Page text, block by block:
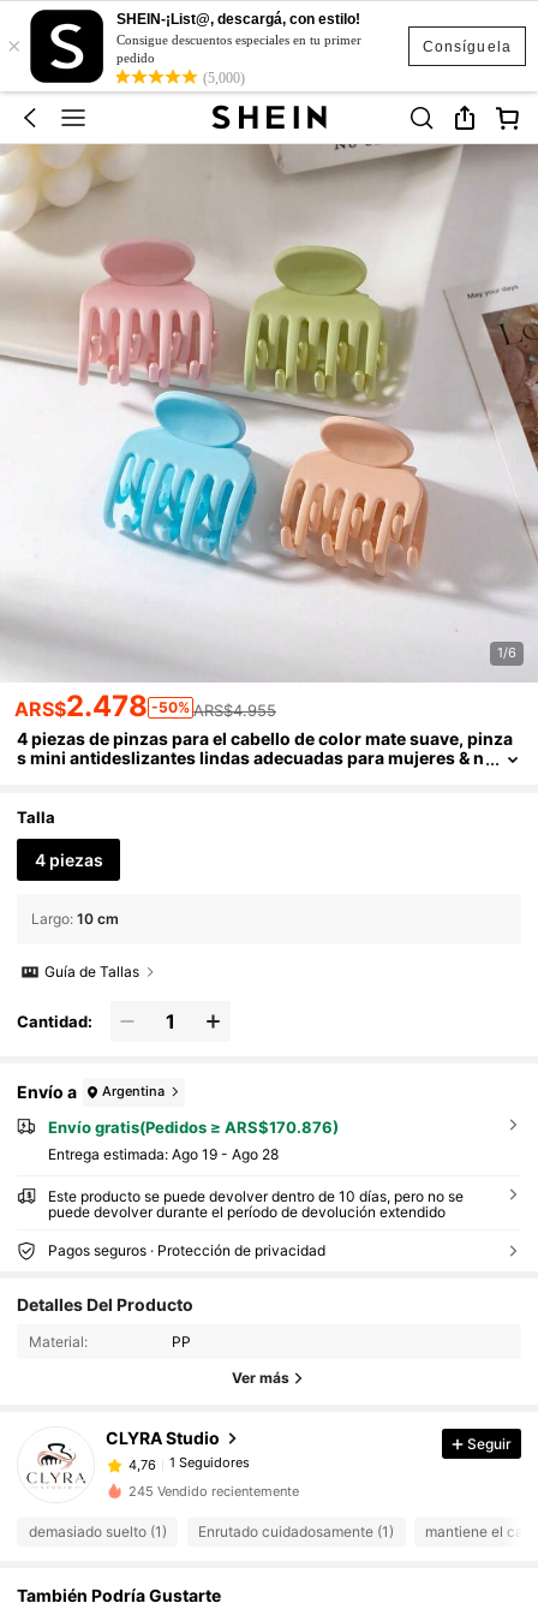
Consíguela
×
SHEIN-¡List@, descargá, con estilo!
Consigue descuentos especiales en tu primer
pedido
(5,000)
1/6
ARS$2.478 -50% ARS$4.955
4 piezas de pinzas para el cabello de color mate suave, pinza
s mini antideslizantes lindas adecuadas para mujeres & n
playa
Talla
4 piezas
Largo: 10 cm
Guía de Tallas
Cantidad:
Envío a Argentina
Envío gratis(Pedidos ≥ ARS$170.876)
Entrega estimada: Ago 19 - Ago 28
Este producto se puede devolver dentro de 10 días, pero no se
puede devolver durante el período de devolución extendido
Pagos seguros · Protección de privacidad
Detalles Del Producto
Material: PP
Ver más
CLYRA Studio
4,76 1 Seguidores
Seguir
245 Vendido recientemente
demasiado suelto (1) Enrutado cuidadosamente (1) mantiene el
También Podría Gustarte